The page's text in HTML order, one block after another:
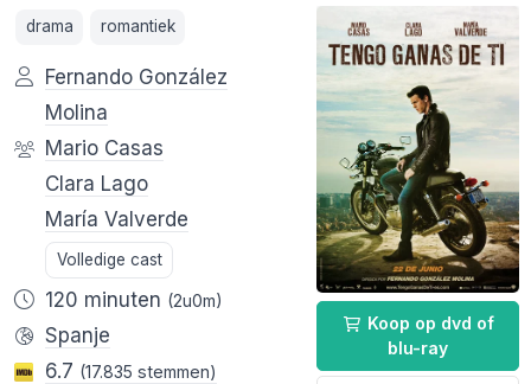
Koop op dvd of
blu-ray
drama romantiek
Fernando González
Molina
Mario Casas
Clara Lago
María Valverde
Volledige cast
120 minuten (2u0m)
Spanje
6.7 (17.835 stemmen)